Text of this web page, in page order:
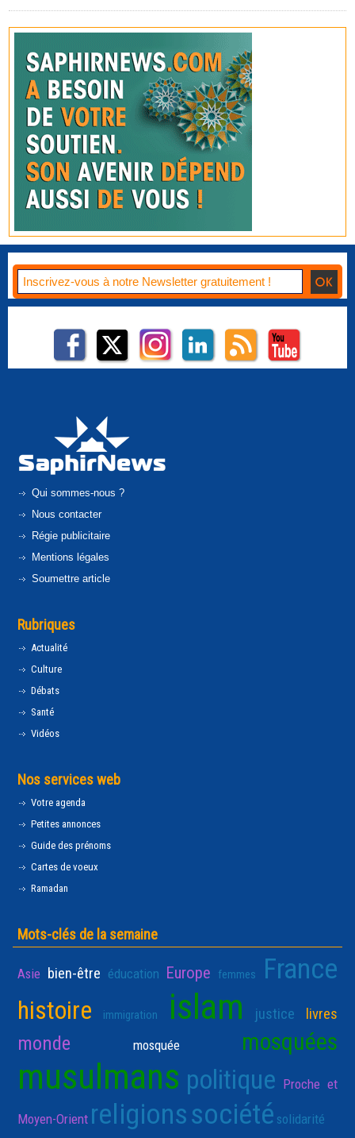
Qui sommes-nous ?
Nous contacter
Régie publicitaire
Mentions légales
Soumettre article
Rubriques
Actualité
Culture
Débats
Santé
Vidéos
Nos services web
Votre agenda
Petites annonces
Guide des prénoms
Cartes de voeux
Ramadan
Mots-clés de la semaine
Asie bien-être éducation Europe femmes France
histoire immigration islam justice livres
monde mosquée mosquées
musulmans politique Proche et
Moyen-Orient religionssociété solidarité